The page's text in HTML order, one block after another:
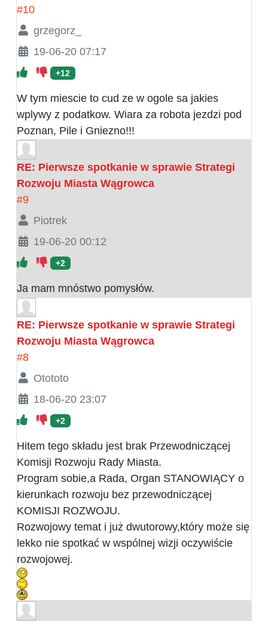
#10
grzegorz_
19-06-20 07:17
+12
W tym miescie to cud ze w ogole sa jakies
wplywy z podatkow. Wiara za robota jezdzi pod
Poznan, Pile i Gniezno!!!
RE: Pierwsze spotkanie w sprawie Strategi
Rozwoju Miasta Wągrowca
#9
Piotrek
19-06-20 00:12
+2
Ja mam mnóstwo pomysłów.
RE: Pierwsze spotkanie w sprawie Strategi
Rozwoju Miasta Wągrowca
#8
Otototo
18-06-20 23:07
+2
Hitem tego składu jest brak Przewodniczącej
Komisji Rozwoju Rady Miasta.
Program sobie,a Rada, Organ STANOWIĄCY o
kierunkach rozwoju bez przewodniczącej
KOMISJI ROZWOJU.
Rozwojowy temat i już dwutorowy,który może się
lekko nie spotkać w wspólnej wizji oczywiście
rozwojowej.